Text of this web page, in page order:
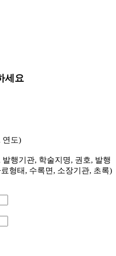
세요
연도)
행기관, 학술지명, 권호, 발행
형태, 수록면, 소장기관, 초록)